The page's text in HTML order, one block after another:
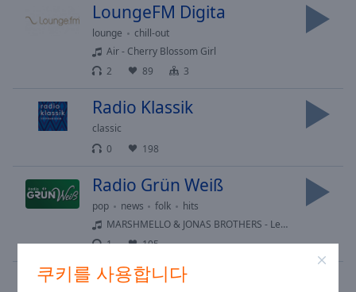
쿠키를 사용합니다
LoungeFM Digita
lounge
chill-out
Air - Cherry Blossom Girl
2
89 3
Radio Klassik
classic
0
198
Radio Grün Weiß
pop news folk
hits
MARSHMELLO & JONAS BROTHERS - Leave Before You Love Me
1
105
ORF Radio Kärnten